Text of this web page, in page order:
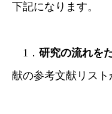
下記になります。
1． 研究の流れを
献の参考文献リス
いく